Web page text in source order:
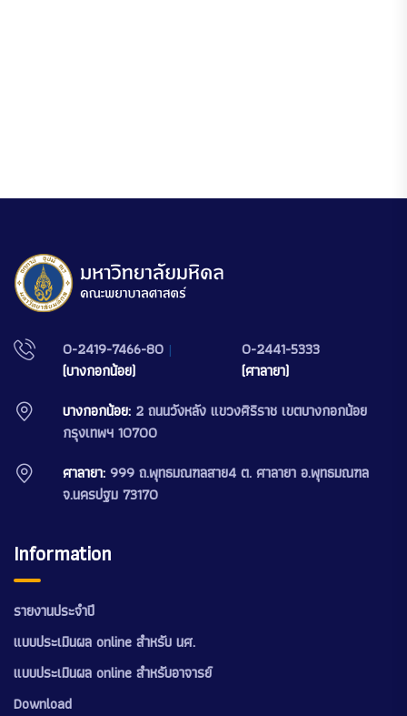
0-2419-7466-80 |
(บางกอกน้อย)
0-2441-5333
(ศาลายา)
บางกอกน้อย: 2 ถนนวังหลัง แขวงศิริราช เขตบางกอกน้อย
กรุงเทพฯ 10700
ศาลายา: 999 ถ.พุทธมณฑลสาย4 ต. ศาลายา อ.พุทธมณฑล
จ.นครปฐม 73170
Information
รายงานประจำปี
แบบประเมินผล online สำหรับ นศ.
แบบประเมินผล online สำหรับอาจารย์
Download